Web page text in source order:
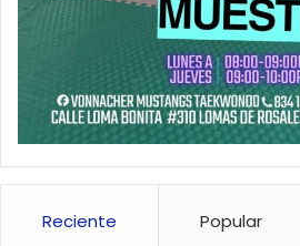
Reciente Popular